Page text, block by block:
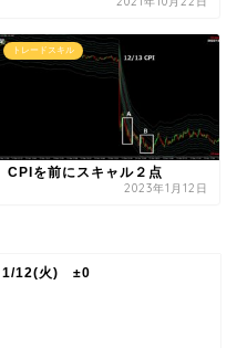
トレードスキル
CPIを前にスキャル２点
2023年1月12日
1/12(火) ±0